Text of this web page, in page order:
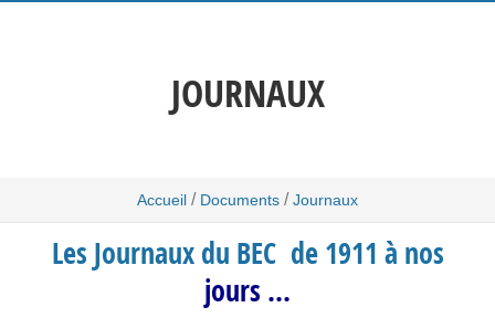
JOURNAUX
Accueil / Documents / Journaux
Les Journaux du BEC de 1911 à nos
jours …